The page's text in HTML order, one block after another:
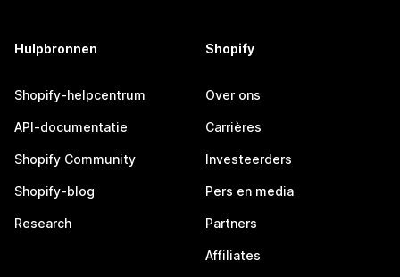
Hulpbronnen
Shopify-helpcentrum
API-documentatie
Shopify Community
Shopify-blog
Research
Shopify
Over ons
Carrières
Investeerders
Pers en media
Partners
Affiliates